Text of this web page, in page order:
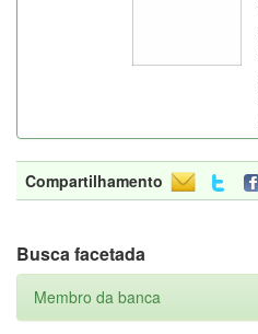
Compartilhamento
Busca facetada
Membro da banca